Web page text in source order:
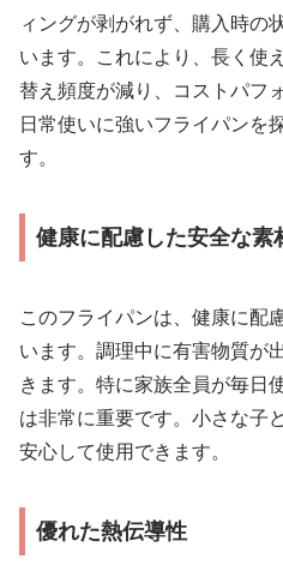
ィングが剥がれず、購入時の
います。これにより、長く使
替え頻度が減り、コストパフ
日常使いに強いフライパンを
す。
健康に配慮した安全な素
このフライパンは、健康に配
います。調理中に有害物質が
きます。特に家族全員が毎日
は非常に重要です。小さな子
安心して使用できます。
優れた熱伝導性